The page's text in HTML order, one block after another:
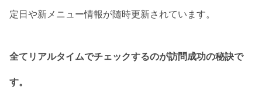
定日や新メニュー情報が随時更新されています。
全てリアルタイムでチェックするのが訪問成功の秘訣で
す。